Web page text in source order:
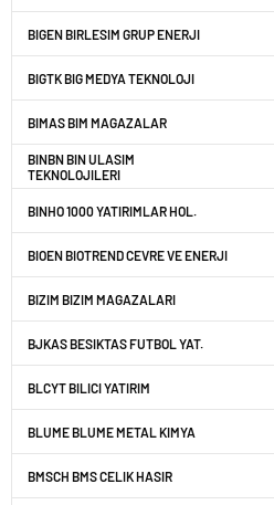
BIGEN BIRLESIM GRUP ENERJI
BIGTK BIG MEDYA TEKNOLOJI
BIMAS BIM MAGAZALAR
BINBN BIN ULASIM
TEKNOLOJILERI
BINHO 1000 YATIRIMLAR HOL.
BIOEN BIOTREND CEVRE VE ENERJI
BIZIM BIZIM MAGAZALARI
BJKAS BESIKTAS FUTBOL YAT.
BLCYT BILICI YATIRIM
BLUME BLUME METAL KIMYA
BMSCH BMS CELIK HASIR